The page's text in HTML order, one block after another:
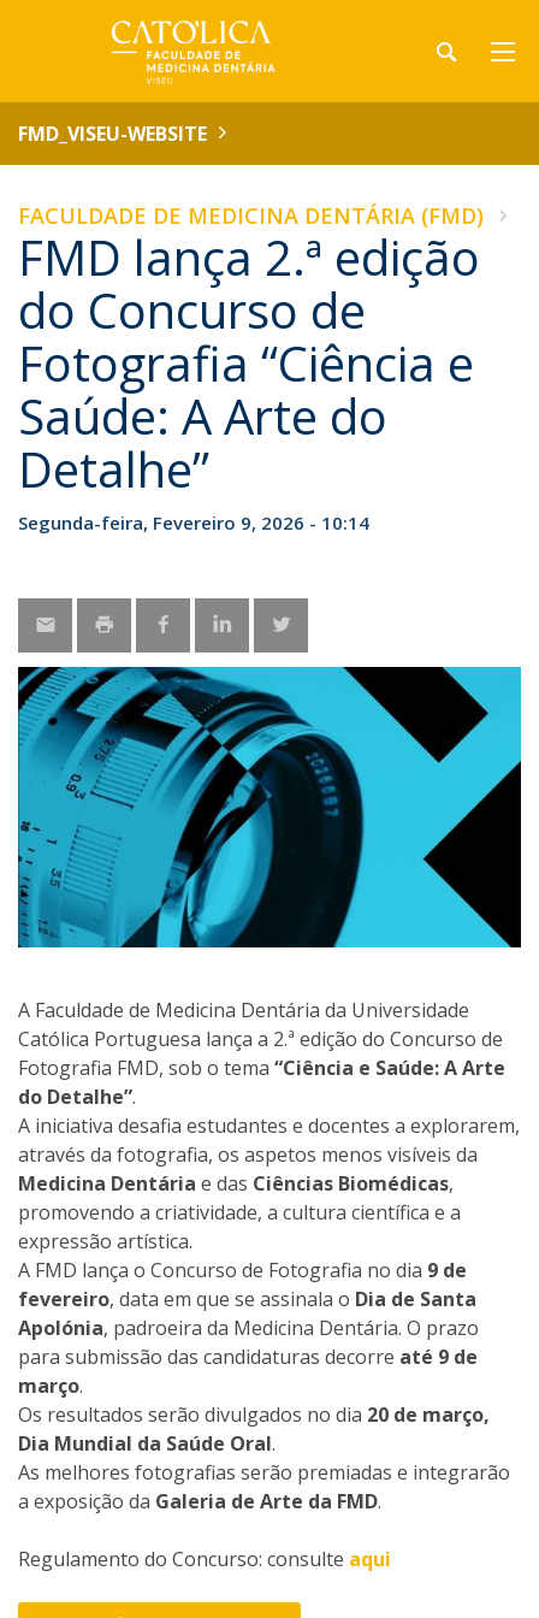
FMD_VISEU-WEBSITE
FACULDADE DE MEDICINA DENTÁRIA (FMD)
FMD lança 2.ª edição
do Concurso de
Fotografia “Ciência e
Saúde: A Arte do
Detalhe”
Segunda-feira, Fevereiro 9, 2026 - 10:14
A Faculdade de Medicina Dentária da Universidade
Católica Portuguesa lança a 2.ª edição do Concurso de
Fotografia FMD, sob o tema “Ciência e Saúde: A Arte
do Detalhe”.
A iniciativa desafia estudantes e docentes a explorarem,
através da fotografia, os aspetos menos visíveis da
Medicina Dentária e das Ciências Biomédicas,
promovendo a criatividade, a cultura científica e a
expressão artística.
A FMD lança o Concurso de Fotografia no dia 9 de
fevereiro, data em que se assinala o Dia de Santa
Apolónia, padroeira da Medicina Dentária. O prazo
para submissão das candidaturas decorre até 9 de
março.
Os resultados serão divulgados no dia 20 de março,
Dia Mundial da Saúde Oral.
As melhores fotografias serão premiadas e integrarão
a exposição da Galeria de Arte da FMD.
Regulamento do Concurso: consulte aqui